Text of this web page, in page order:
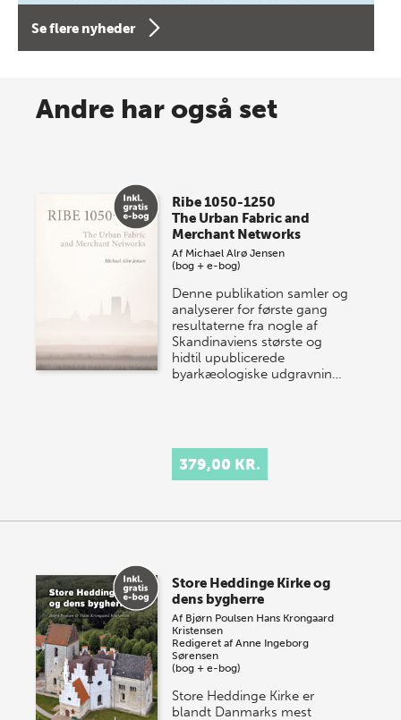
forfatterne bag vores nyes…
Spar op til 70% til sommer-
store sommer-lagersalg, så sæt kryds i kalenderen
onsdag den 10. j…
Se flere nyheder
Andre har også set
Ribe 1050-1250
The Urban Fabric and
Merchant Networks
Af Michael Alrø Jensen
(bog + e-bog)
Denne publikation samler og
analyserer for første gang
resultaterne fra nogle af
Skandinaviens største og
hidtil upublicerede
byarkæologiske udgravnin…
379,00 KR.
Store Heddinge Kirke og
dens bygherre
Af Bjørn Poulsen Hans Krongaard
Kristensen
Redigeret afAnne Ingeborg
Sørensen
(bog + e-bog)
Store Heddinge Kirke er
blandt Danmarks mest